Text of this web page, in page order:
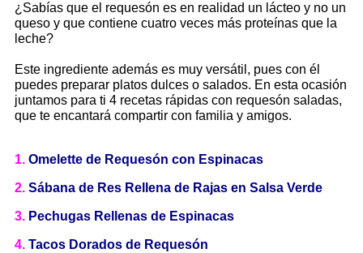
¿Sabías que el requesón es en realidad un lácteo y no un
queso y que contiene cuatro veces más proteínas que la
leche?
Este ingrediente además es muy versátil, pues con él
puedes preparar platos dulces o salados. En esta ocasión
juntamos para ti 4 recetas rápidas con requesón saladas,
que te encantará compartir con familia y amigos.
1. Omelette de Requesón con Espinacas
2.Sábana de Res Rellena de Rajas en Salsa Verde
3. Pechugas Rellenas de Espinacas
4.Tacos Dorados de Requesón